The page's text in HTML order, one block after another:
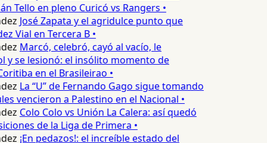
Tello en pleno Curicó vs Rangers •
José Zapata y el agridulce punto que
Vial en Tercera B •
Marcó, celebró, cayó al vacío, le
y se lesionó: el insólito momento de
en el Brasileirao •
La “U” de Fernando Gago sigue tomando
vencieron a Palestino en el Nacional •
Colo Colo vs Unión La Calera: así quedó
de la Liga de Primera •
¡En pedazos!: el increíble estado del